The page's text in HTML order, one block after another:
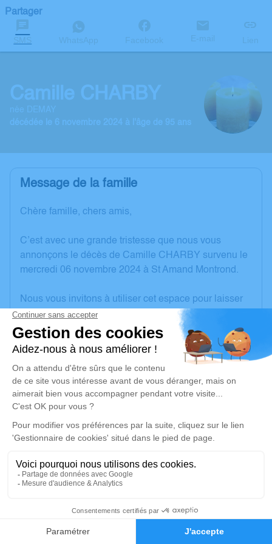
Faire-part Hommages
Partager
SMS WhatsApp Facebook E-mail Lien
Camille CHARBY
née DEMAY
décédée le 6 novembre 2024 à l'âge de 95 ans
Message de la famille
Chère famille, chers amis,
C’est avec une grande tristesse que nous vous
annonçons le décès de Camille CHARBY survenu le
mercredi 06 novembre 2024 à St Amand Montrond.
Nous vous invitons à utiliser cet espace pour laisser
vos condoléances, partager des photos souvenirs,
une anecdote ou exprimer vos pensées à travers des
poèmes ou des textes. Cet endroit est un lieu
d'expression dédié à honorer la mémoire de Camille
CHARBY.
Un service de plantation d’arbre hommage est
disponible ici.
Je rends hommage
Cérémonie religieuse
Église de Coust